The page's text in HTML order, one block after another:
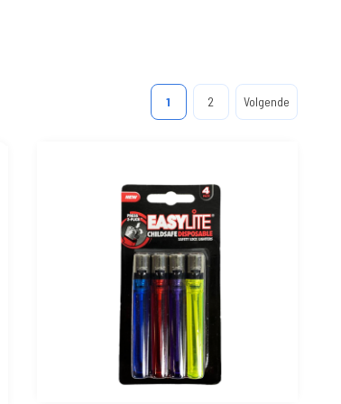
1 2 Volgende